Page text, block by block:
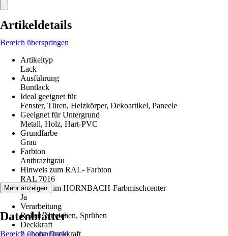
Artikeldetails
Bereich überspringen
Artikeltyp
Lack
Ausführung
Buntlack
Ideal geeignet für
Fenster, Türen, Heizkörper, Dekoartikel, Paneele
Geeignet für Untergrund
Metall, Holz, Hart-PVC
Grundfarbe
Grau
Farbton
Anthrazitgrau
Hinweis zum RAL- Farbton
RAL 7016
Abtönbar im HORNBACH-Farbmischcenter
Ja
Verarbeitung
Rollen, Streichen, Sprühen
Deckkraft
2 - hohe Deckkraft
Mehr anzeigen
Datenblätter
Bereich überspringen